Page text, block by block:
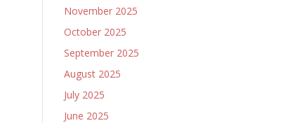
November 2025
October 2025
September 2025
August 2025
July 2025
June 2025